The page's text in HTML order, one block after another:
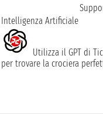
Intelligenza Artificiale
Utilizza il GPT di
per trovare la crociera